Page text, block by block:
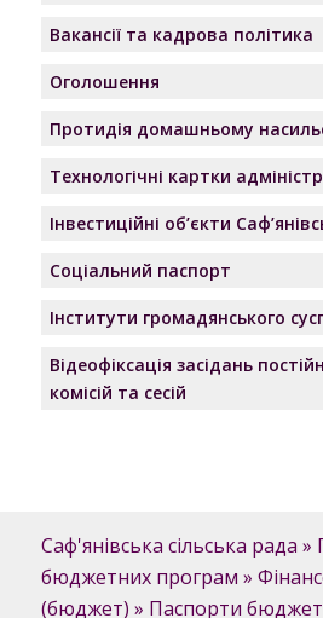
Вакансії та кадрова політика
Оголошення
Протидія домашньому
Технологічні картки
Інвестиційні об’єкти
Соціальний паспорт
Інститути громадянського
Відеофіксація засідань
комісій та сесій
Саф'янівська сільська рада »
бюджетних програм »
(бюджет) » Паспорти